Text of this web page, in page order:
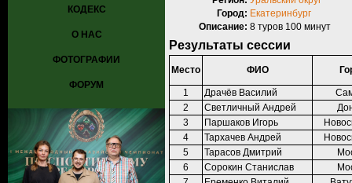
КОДЕКС
О НАС
ФОТОГРАФИИ
ФОРУМ
Город: Екатеринбург
Описание: 8 туров 100 минут
Результаты сессии
Место ФИО
1 Драчёв Василий
2
Светличный Андрей
3
Паршаков Игорь
4
Тархачев Андрей
5
Тарасов Дмитрий
6
Сорокин Станислав